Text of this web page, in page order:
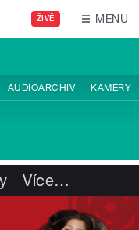
ŽIVĚ MENU
AUDIOARCHIV KAMERY
Více…